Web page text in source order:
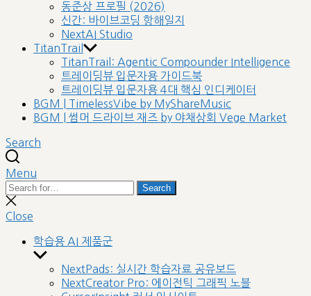
동준상 프로필 (2026)
신간: 바이브코딩 항해일지
NextAI Studio
TitanTrail
TitanTrail: Agentic Compounder Intelligence
트레이딩뷰 입문자용 가이드북
트레이딩뷰 입문자용 4대 핵심 인디케이터
BGM | TimelessVibe by MyShareMusic
BGM | 썸머 드라이브 재즈 by 야채상회 Vege Market
Search
Menu
Search
for:
Search
Close
search
Close
학습용 AI 제품군
Show
sub
menu
NextPads: 실시간 학습자료 공유보드
NextCreator Pro: 에이전틱 그래픽 노블